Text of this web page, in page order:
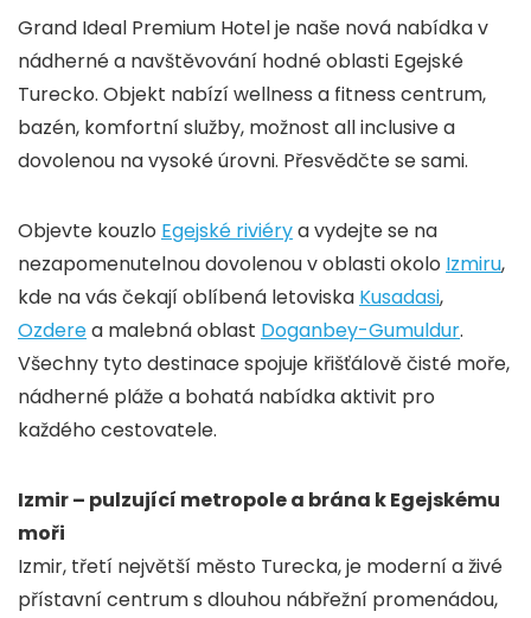
Grand Ideal Premium Hotel je naše nová nabídka v
nádherné a navštěvování hodné oblasti Egejské
Turecko. Objekt nabízí wellness a fitness centrum,
bazén, komfortní služby, možnost all inclusive a
dovolenou na vysoké úrovni. Přesvědčte se sami.
Objevte kouzlo Egejské riviérya vydejte se na
nezapomenutelnou dovolenou v oblasti okolo Izmiru,
kde na vás čekají oblíbená letoviska Kusadasi,
Ozderea malebná oblast Doganbey-Gumuldur.
Všechny tyto destinace spojuje křišťálově čisté moře,
nádherné pláže a bohatá nabídka aktivit pro
každého cestovatele.
Izmir – pulzující metropole a brána k Egejskému
moři
Izmir, třetí největší město Turecka, je moderní a živé
přístavní centrum s dlouhou nábřežní promenádou,